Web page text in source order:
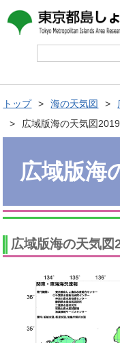
トップ 海の天気図
広域版海の天気図
広域版海
広域版海の天気図